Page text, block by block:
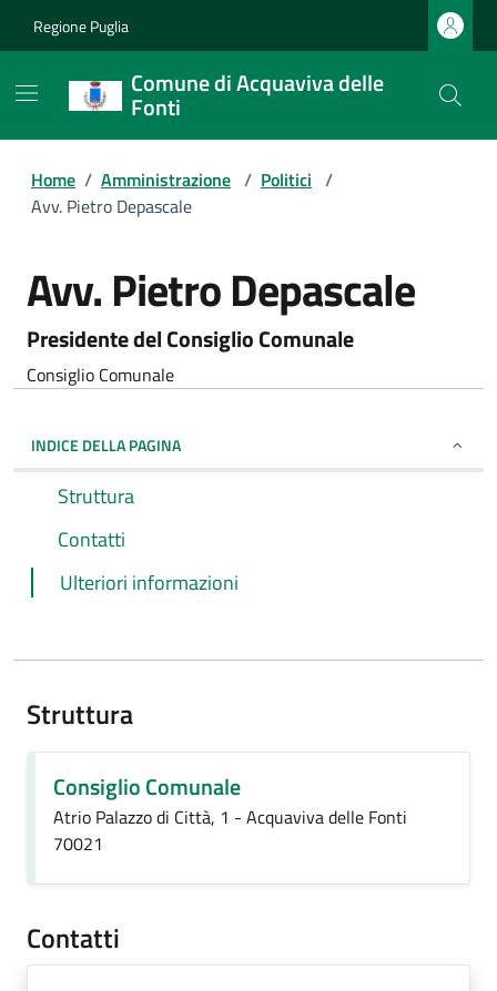
Regione Puglia
Comune di Acquaviva delle
Fonti
Home / Amministrazione / Politici /
Avv. Pietro Depascale
Avv. Pietro Depascale
Presidente del Consiglio Comunale
Consiglio Comunale
INDICE DELLA PAGINA
Struttura
Contatti
Ulteriori informazioni
Struttura
Consiglio Comunale
Atrio Palazzo di Città, 1 - Acquaviva delle Fonti
70021
Contatti